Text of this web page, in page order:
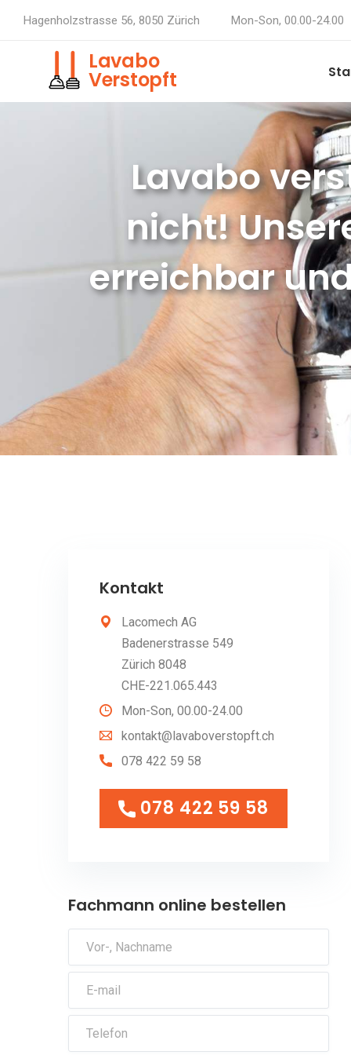
Hagenholzstrasse 56, 8050 Zürich Mon-Son, 00.00-24.00
Lavabo
Verstopft
Lavabo
nicht!
erreichbar
Kontakt
Lacomech AG
Badenerstrasse 549
Zürich 8048
CHE-221.065.443
Mon-Son, 00.00-24.00
kontakt@lavaboverstopft.ch
078 422 59 58
078 422 59 58
078 422 59 58
Fachmann online bestellen